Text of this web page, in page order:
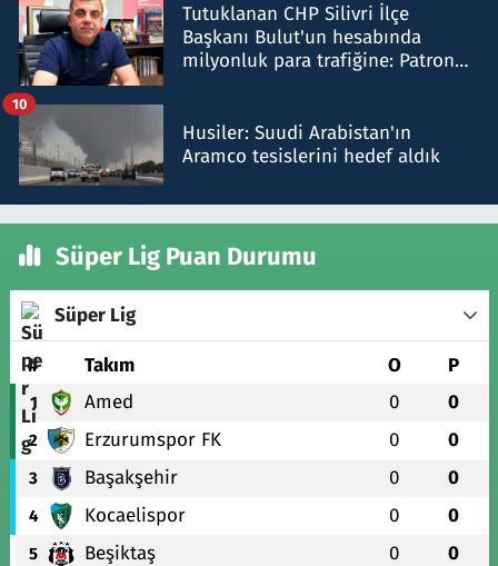
Tutuklanan CHP Silivri İlçe
Başkanı Bulut'un hesabında
milyonluk para trafiğine: Patron
Husiler: Suudi Arabistan'ın
Aramco tesislerini hedef aldık
10
Süper Lig Puan Durumu
Süper Lig
# Takım O P
1 Amed 0 0
2 Erzurumspor FK 0 0
3 Başakşehir 0 0
4 Kocaelispor 0 0
5 Beşiktaş 0 0